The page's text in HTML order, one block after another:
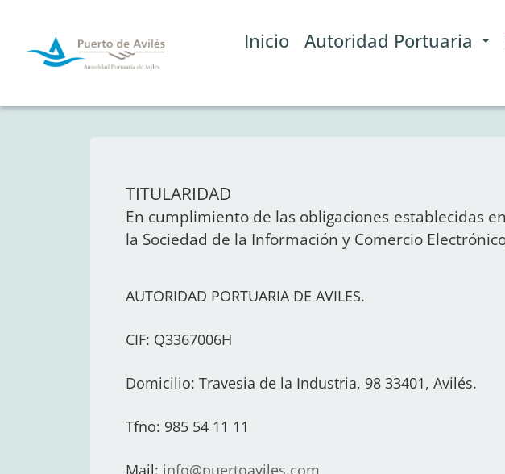
Inicio Autoridad Portuaria
TITULARIDAD
En cumplimiento de las obligaciones establecidas
la Sociedad de la Información y Comercio
AUTORIDAD PORTUARIA DE AVILES.
CIF: Q3367006H
Domicilio: Travesia de la Industria, 98 33401, Avilés.
Tfno: 985 54 11 11
Mail: info@puertoaviles.com